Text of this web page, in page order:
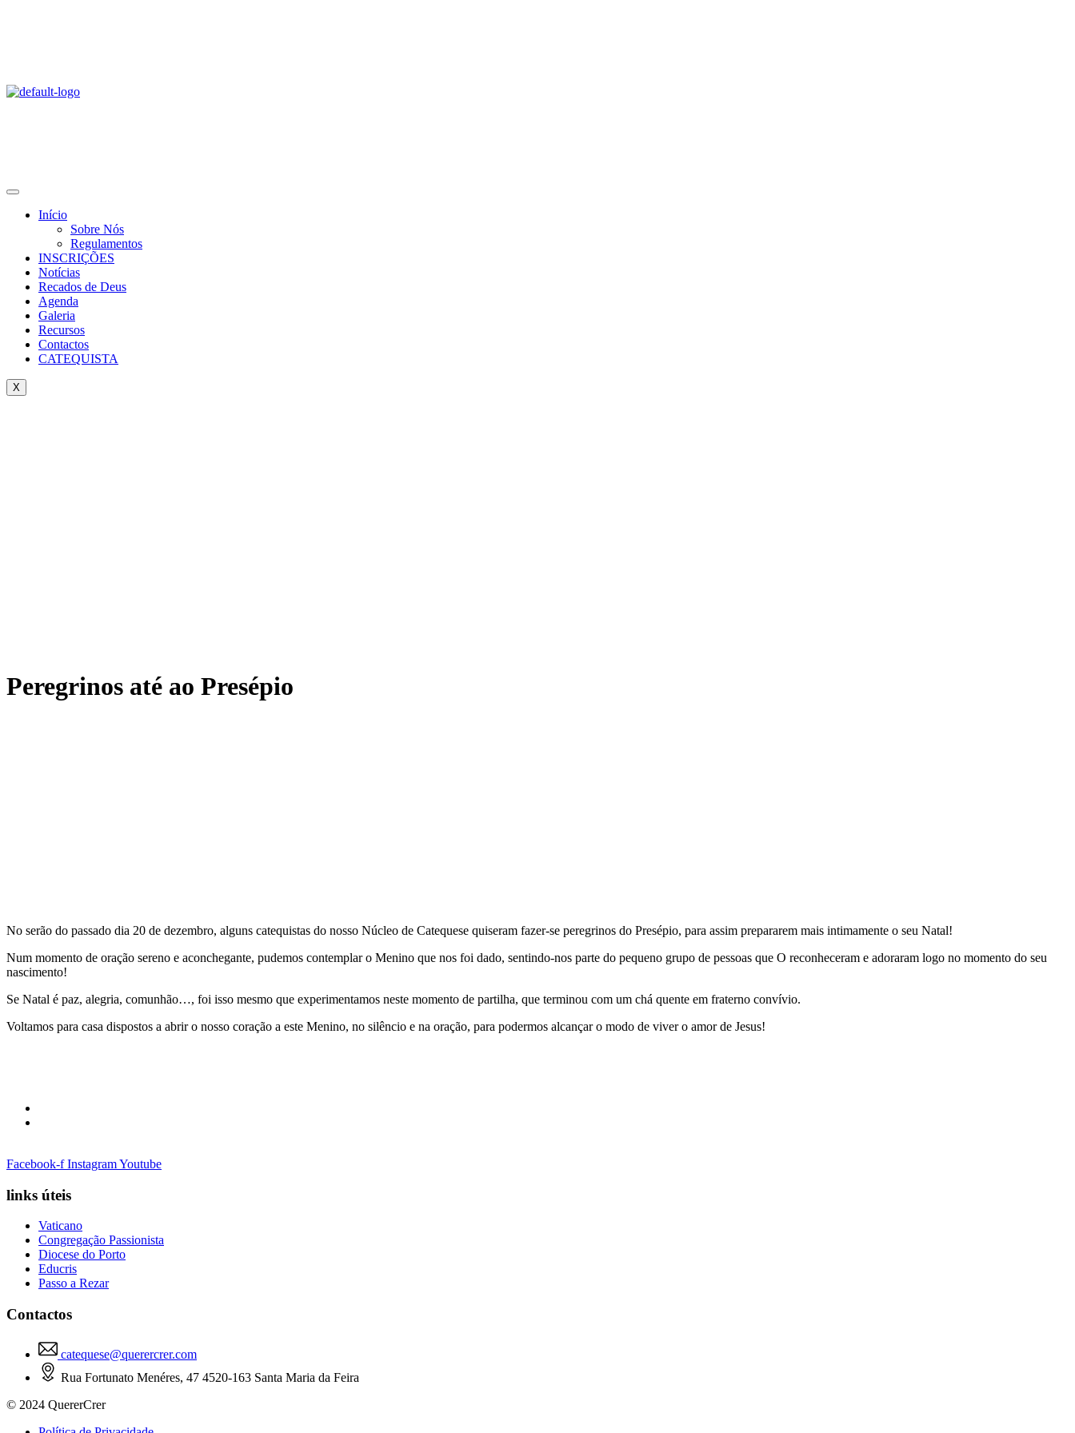
Início
Sobre Nós
Regulamentos
INSCRIÇÕES
Notícias
Recados de Deus
Agenda
Galeria
Recursos
Contactos
CATEQUISTA
X
Peregrinos até ao Presépio
No serão do passado dia 20 de dezembro, alguns catequistas do nosso Núcleo de Catequese quiseram fazer-se peregrinos do Presépio, para assim prepararem mais intimamente o seu Natal!
Num momento de oração sereno e aconchegante, pudemos contemplar o Menino que nos foi dado, sentindo-nos parte do pequeno grupo de pessoas que O reconheceram e adoraram logo no momento do seu
nascimento!
Se Natal é paz, alegria, comunhão…, foi isso mesmo que experimentamos neste momento de partilha, que terminou com um chá quente em fraterno convívio.
Voltamos para casa dispostos a abrir o nosso coração a este Menino, no silêncio e na oração, para podermos alcançar o modo de viver o amor de Jesus!
Facebook-f InstagramYoutube
links úteis
Vaticano
Congregação Passionista
Diocese do Porto
Educris
Passo a Rezar
Contactos
catequese@querercrer.com
Rua Fortunato Menéres, 47 4520-163 Santa Maria da Feira
© 2024 QuererCrer